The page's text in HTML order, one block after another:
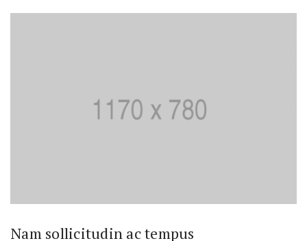
Nam sollicitudin ac tempus